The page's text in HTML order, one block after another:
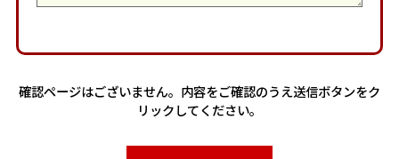
確認ページはございません。内容をご確認のうえ送信ボタンをク
リックしてください。